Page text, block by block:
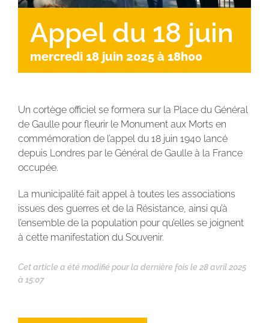
Appel du 18 juin
mercredi 18 juin 2025 à 18h00
Un cortège officiel se formera sur la Place du Général
de Gaulle pour fleurir le Monument aux Morts en
commémoration de l’appel du 18 juin 1940 lancé
depuis Londres par le Général de Gaulle à la France
occupée.
La municipalité fait appel à toutes les associations
issues des guerres et de la Résistance, ainsi qu’à
l’ensemble de la population pour qu’elles se joignent
à cette manifestation du Souvenir.
Cet article a été modifié pour la dernière fois le 28 avril 2025
à 15:07